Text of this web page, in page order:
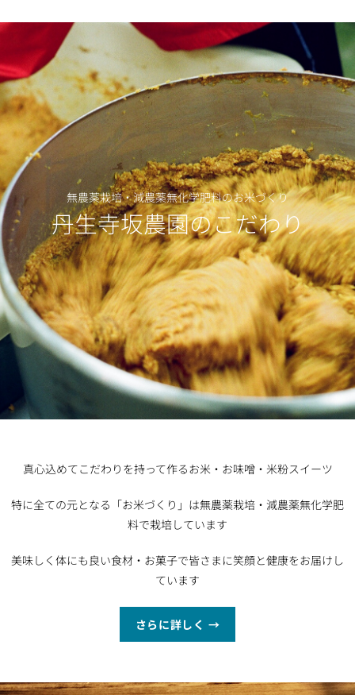
無農薬栽培・減農薬無化学肥料のお米づくり
丹生寺坂農園のこだわり
真心込めてこだわりを持って作るお米・お味噌・米粉スイーツ
特に全ての元となる「お米づくり」は無農薬栽培・減農薬無化学肥
料で栽培しています
美味しく体にも良い食材・お菓子で皆さまに笑顔と健康をお届けし
ています
さらに詳しく →